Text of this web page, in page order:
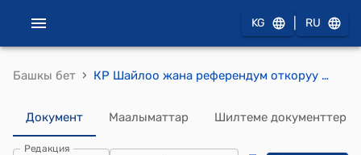
KG RU
Башкы бет › КР Шайлоо жана референдум откоруу боюнча борбордук комиссиясынын 2013-жылдын 11-мартындагы № 33 "2013-жылдын январь - февралында болуп өткөн Кыргыз Республикасынын жергиликтүү өз алдынча башкаруусунун аткаруу органдарынын башчыларын шайлоонун натыйжалары жана добуш берүүнүн жыйынтыктары тууралуу протоколдорду бекитүү жөнүндө" токтому
Документ Маалыматтар Шилтеме документтер
Редакция